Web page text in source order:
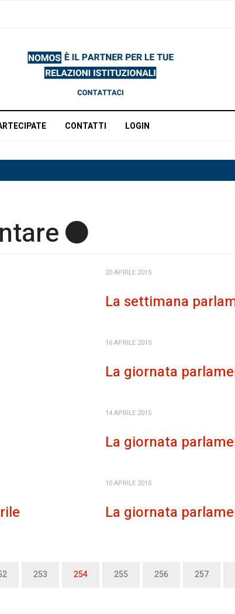
CONTATTI LOGIN
20 APRILE 2015
La settimana
16 APRILE 2015
La giornata
14 APRILE 2015
La giornata
10 APRILE 2015
La giornata
253 254 255 256 257